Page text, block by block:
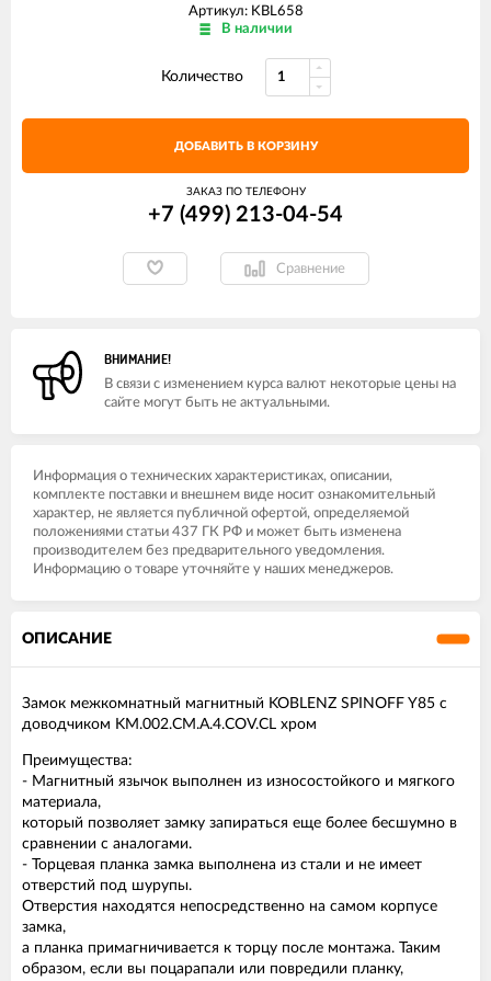
Артикул: KBL658
В наличии
Количество
ДОБАВИТЬ В КОРЗИНУ
ЗАКАЗ ПО ТЕЛЕФОНУ
+7 (499) 213-04-54​
Сравнение
ВНИМАНИЕ!
В связи с изменением курса валют некоторые цены на
сайте могут быть не актуальными.
Информация о технических характеристиках, описании,
комплекте поставки и внешнем виде носит ознакомительный
характер, не является публичной офертой, определяемой
положениями статьи 437 ГК РФ и может быть изменена
производителем без предварительного уведомления.
Информацию о товаре уточняйте у наших менеджеров.
ОПИСАНИЕ
Замок межкомнатный магнитный KOBLENZ SPINOFF Y85 с
доводчиком KM.002.CM.A.4.COV.CL хром
Преимущества:
- Магнитный язычок выполнен из износостойкого и мягкого
материала,
который позволяет замку запираться еще более бесшумно в
сравнении с аналогами.
- Торцевая планка замка выполнена из стали и не имеет
отверстий под шурупы.
Отверстия находятся непосредственно на самом корпусе
замка,
а планка примагничивается к торцу после монтажа. Таким
образом, если вы поцарапали или повредили планку,